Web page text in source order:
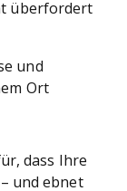
überfordert
und
Ort
dass Ihre
und ebnet